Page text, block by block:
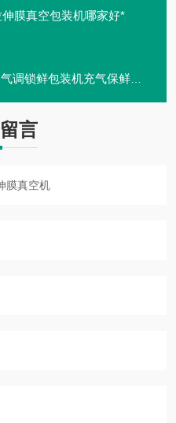
膜真空包装机哪家好*
锁鲜包装机充气保鲜封口设备
言